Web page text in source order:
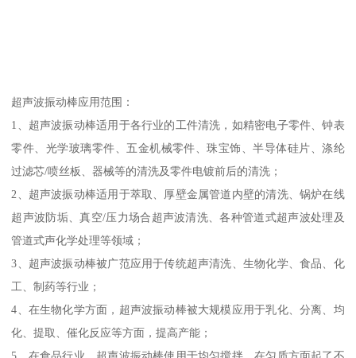
超声波振动棒应用范围：
1、超声波振动棒适用于各行业的工件清洗，如精密电子零件、钟表
零件、光学玻璃零件、五金机械零件、珠宝饰、半导体硅片、涤纶
过滤芯/喷丝板、器械等的清洗及零件电镀前后的清洗；
2、超声波振动棒适用于萃取、厚壁金属管道内壁的清洗、锅炉在线
超声波防垢、真空/压力场合超声波清洗、各种管道式超声波处理及
管道式声化学处理等领域；
3、超声波振动棒被广范应用于传统超声清洗、生物化学、食品、化
工、制药等行业；
4、在生物化学方面，超声波振动棒被大规模应用于乳化、分离、均
化、提取、催化反应等方面，提高产能；
5、在食品行业，超声波振动棒使用于均匀搅拌，在匀质方面起了不